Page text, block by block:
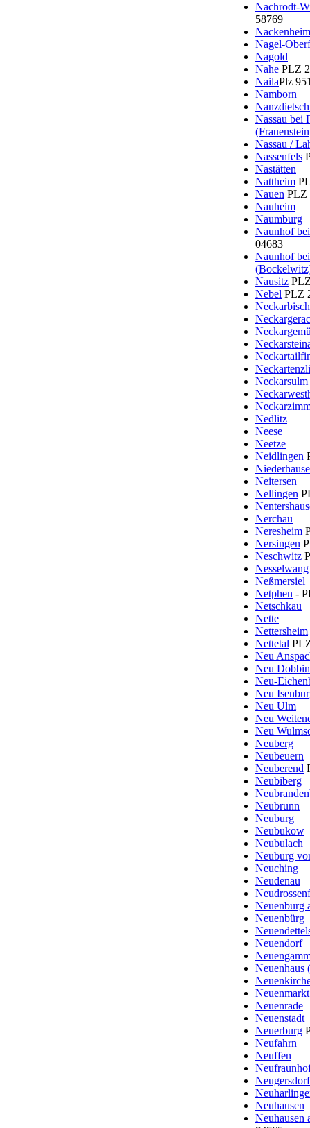
Nachrodt-
58769
Nackenheim
Nagel-
Nagold
Nahe PLZ
NailaPlz
Namborn
Nassau bei
Nassau /
Nassenfels
Nastätten
Nattheim
Nauen PLZ
Nauheim
Naumburg
Naunhof
04683
Naunhof
Nausitz
Nebel PLZ
Neckarsulm
Nedlitz
Neese
Neetze
Neidlingen
Neitersen
Nellingen
Nerchau
Neresheim
Nersingen
Neschwitz
Nesselwang
Neßmersiel
Netphen -
Netschkau
Nette
Nettersheim
Nettetal
Neu
Neu Dobbin
Neu-
Neu
Neu Ulm
Neu
Neu
Neuberg
Neubeuern
Neuberend
Neubiberg
Neubrunn
Neuburg
Neubukow
Neubulach
Neuburg
Neuching
Neudenau
Neuenburg
Neuenbürg
Neuendorf
Neuenhaus
Neuenmarkt
Neuenrade
Neuenstadt
Neuerburg
Neufahrn
Neuffen
Neugersdorf
Neuhausen
Neuhausen